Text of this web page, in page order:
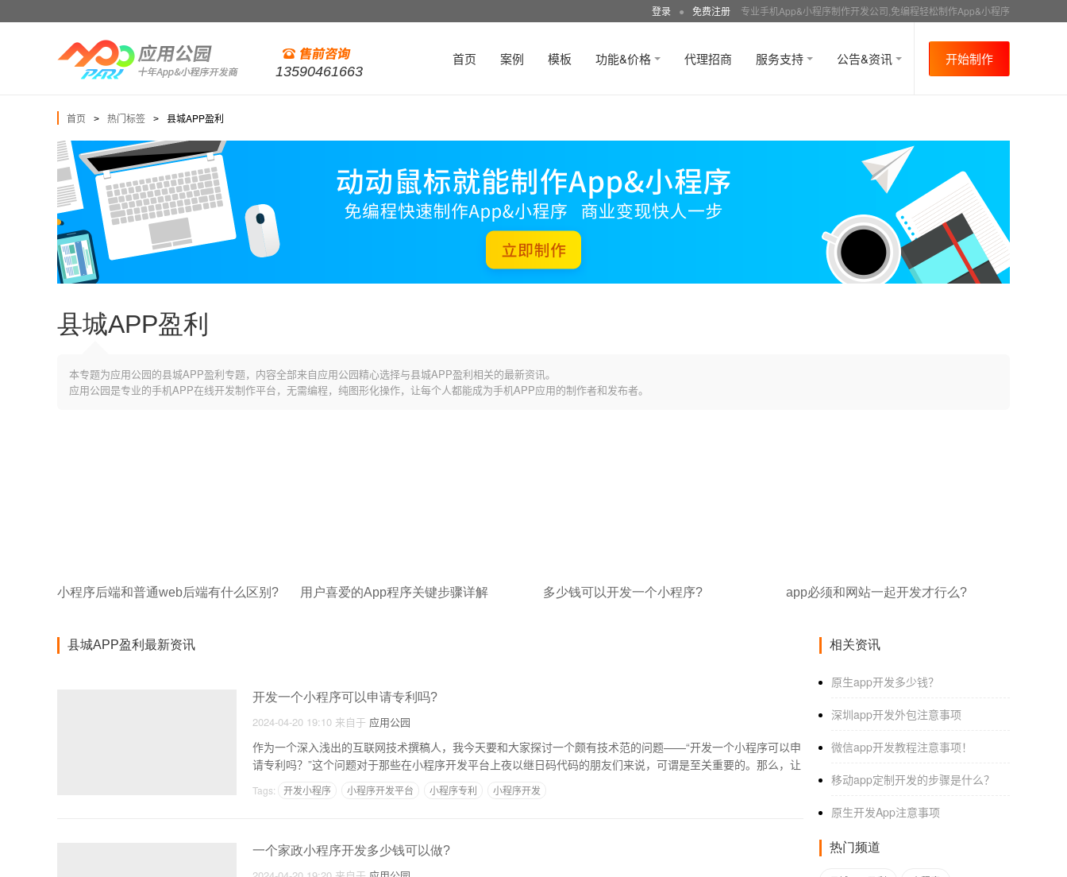
登录 ● 免费注册 专业手机App&小程序制作开发公司,免编程轻松制作App&小程序
13590461663
首页 案例 模板 功能&价格 代理招商 服务支持 公告&资讯 开始制作
首页 > 热门标签 > 县城APP盈利
县城APP盈利
本专题为应用公园的县城APP盈利专题，内容全部来自应用公园精心选择与县城APP盈利相关的最新资讯。
应用公园是专业的手机APP在线开发制作平台，无需编程，纯图形化操作，让每个人都能成为手机APP应用的制作者和发布者。
小程序后端和普通web后端有什么区别? 用户喜爱的App程序关键步骤详解 多少钱可以开发一个小程序? app必须和网站一起开发才行么?
县城APP盈利最新资讯
开发一个小程序可以申请专利吗?
2024-04-20 19:10 来自于 应用公园
作为一个深入浅出的互联网技术撰稿人，我今天要和大家探讨一个颇有技术范的问题——“开发一个小程序可以申
请专利吗？”这个问题对于那些在小程序开发平台上夜以继日码代码的朋友们来说，可谓是至关重要的。那么，让
Tags: 开发小程序 小程序开发平台 小程序专利 小程序开发
一个家政小程序开发多少钱可以做?
相关资讯
原生app开发多少钱？
深圳app开发外包注意事项
微信app开发教程注意事项！
移动app定制开发的步骤是什么？
原生开发App注意事项
热门频道